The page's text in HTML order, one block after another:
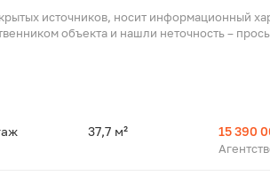
источников, носит информационный
объекта и нашли неточность –
37,7 м² 15 390